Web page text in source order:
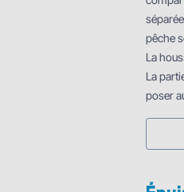
pêche
La
La
poser